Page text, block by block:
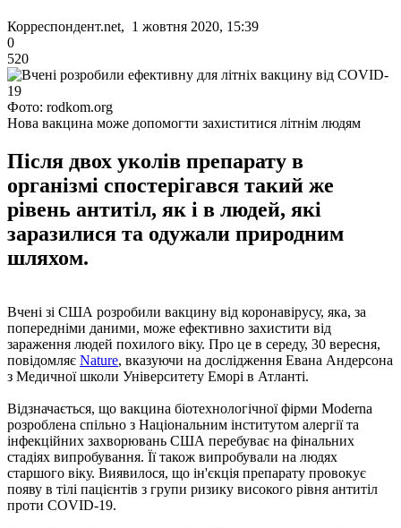
Корреспондент.net, 1 жовтня 2020, 15:39
0
520
Фото: rodkom.org
Нова вакцина може допомогти захиститися літнім людям
Після двох уколів препарату в
організмі спостерігався такий же
рівень антитіл, як і в людей, які
заразилися та одужали природним
шляхом.
Вчені зі США розробили вакцину від коронавірусу, яка, за
попередніми даними, може ефективно захистити від
зараження людей похилого віку. Про це в середу, 30 вересня,
повідомляє Nature, вказуючи на дослідження Евана Андерсона
з Медичної школи Університету Еморі в Атланті.
Відзначається, що вакцина біотехнологічної фірми Moderna
розроблена спільно з Національним інститутом алергії та
інфекційних захворювань США перебуває на фінальних
стадіях випробування. Її також випробували на людях
старшого віку. Виявилося, що ін'єкція препарату провокує
появу в тілі пацієнтів з групи ризику високого рівня антитіл
проти COVID-19.